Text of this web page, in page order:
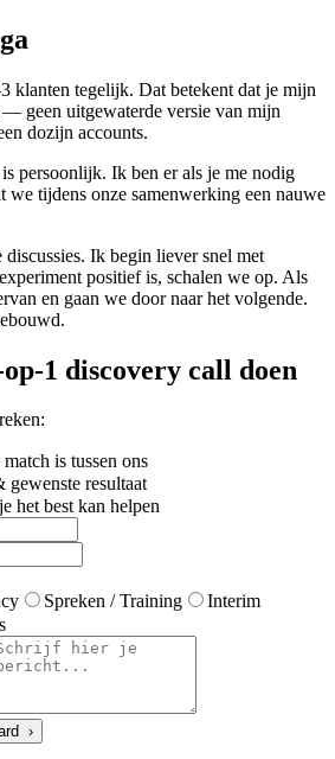
klanten tegelijk. Dat betekent dat je mijn
geen uitgewaterde versie van mijn
dozijn accounts.
persoonlijk. Ik ben er als je me nodig
we tijdens onze samenwerking een nauwe
Ik begin liever snel met
positief is, schalen we op. Als
en gaan we door naar het volgende.
1 discovery call doen
is tussen ons
resultaat
het best kan helpen
Spreken / Training
Interim
›